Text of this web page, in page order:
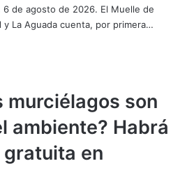
6 de agosto de 2026. El Muelle de
y La Aguada cuenta, por primera…
murciélagos son
ambiente? Habrá
en